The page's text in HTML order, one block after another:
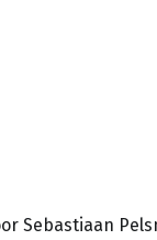
Sebastiaan